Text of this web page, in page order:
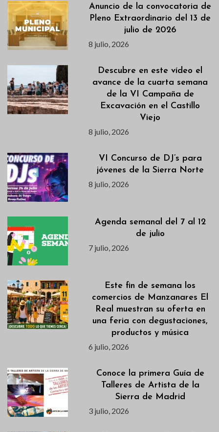
Anuncio de la convocatoria de
Pleno Extraordinario del 13 de
julio de 2026
8 julio, 2026
Descubre en este vídeo el
avance de la cuarta semana
de la VI Campaña de
Excavación en el Castillo
Viejo
8 julio, 2026
VI Concurso de DJ’s para
jóvenes de la Sierra Norte
8 julio, 2026
Agenda semanal del 7 al 12
de julio
7 julio, 2026
Este fin de semana los
comercios de Manzanares El
Real muestran su oferta en
una feria con degustaciones,
productos y música
6 julio, 2026
Conoce la primera Guía de
Talleres de Artista de la
Sierra de Madrid
3 julio, 2026